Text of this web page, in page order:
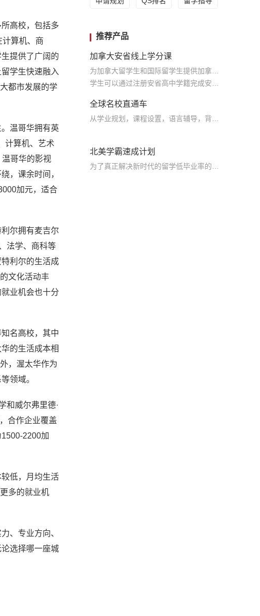
高校，包括多
算机、商
提供了广阔的
学生快速融入
都市发展的学
温哥华拥有英
计算机、艺术
哥华的影视
，课余时间，
加元，适合
尔拥有麦吉尔
法学、商科等
利尔的生活成
文化活动丰
业机会也十分
名高校，其中
的生活成本相
，渥太华作为
领域。
和威尔弗里德·
合作企业覆盖
2200加
低，月均生活
多的就业机
、专业方向、
选择哪一座城
推荐产品
加拿大安省线上学分课
全球名校直通车
北美学霸速成计划